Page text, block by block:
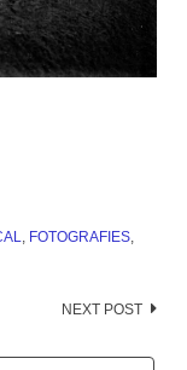
, FOTOGRAFIES,
NEXT POST